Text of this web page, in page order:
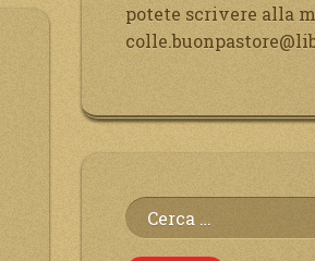
potete scrivere alla
Ricerca
per: